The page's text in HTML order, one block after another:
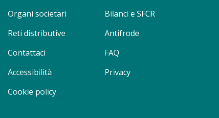
Organi societari
Bilanci e SFCR
Reti distributive
Antifrode
Contattaci
FAQ
Accessibilità
Privacy
Cookie policy